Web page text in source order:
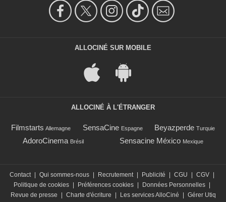
ALLOCINÉ SUR MOBILE
ALLOCINÉ À L'ÉTRANGER
Filmstarts Allemagne SensaCine Espagne Beyazperde Turquie
AdoroCinema Brésil Sensacine México Mexique
Contact Qui sommes-nous Recrutement Publicité CGU CGV
Politique de cookies
Préférences cookies Données Personnelles
Revue de presse
Charte d'écriture Les services AlloCiné
Gérer Utiq